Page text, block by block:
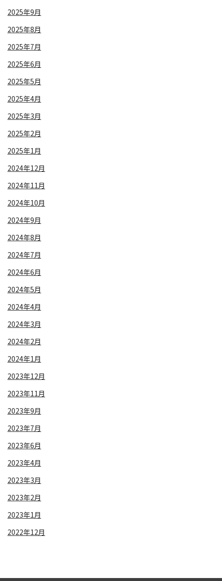
2025年9月
2025年8月
2025年7月
2025年6月
2025年5月
2025年4月
2025年3月
2025年2月
2025年1月
2024年12月
2024年11月
2024年10月
2024年9月
2024年8月
2024年7月
2024年6月
2024年5月
2024年4月
2024年3月
2024年2月
2024年1月
2023年12月
2023年11月
2023年9月
2023年7月
2023年6月
2023年4月
2023年3月
2023年2月
2023年1月
2022年12月